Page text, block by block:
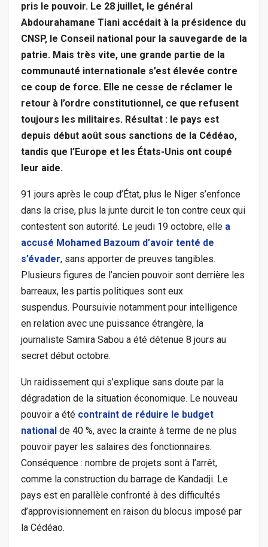
pris le pouvoir. Le 28 juillet, le général
Abdourahamane Tiani accédait à la présidence du
CNSP, le Conseil national pour la sauvegarde de la
patrie. Mais très vite, une grande partie de la
communauté internationale s’est élevée contre
ce coup de force. Elle ne cesse de réclamer le
retour à l’ordre constitutionnel, ce que refusent
toujours les militaires. Résultat : le pays est
depuis début août sous sanctions de la Cédéao,
tandis que l’Europe et les États-Unis ont coupé
leur aide.
91 jours après le coup d’État, plus le Niger s’enfonce
dans la crise, plus la junte durcit le ton contre ceux qui
contestent son autorité. Le jeudi 19 octobre, elle a
accusé Mohamed Bazoum d’avoir tenté de
s’évader, sans apporter de preuves tangibles.
Plusieurs figures de l’ancien pouvoir sont derrière les
barreaux, les partis politiques sont eux
suspendus. Poursuivie notamment pour intelligence
en relation avec une puissance étrangère, la
journaliste Samira Sabou a été détenue 8 jours au
secret début octobre.
Un raidissement qui s’explique sans doute par la
dégradation de la situation économique. Le nouveau
pouvoir a été contraint de réduire le budget
national de 40 %, avec la crainte à terme de ne plus
pouvoir payer les salaires des fonctionnaires.
Conséquence : nombre de projets sont à l’arrêt,
comme la construction du barrage de Kandadji. Le
pays est en parallèle confronté à des difficultés
d’approvisionnement en raison du blocus imposé par
la Cédéao.